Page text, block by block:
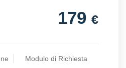
179 €
Modulo di Richiesta